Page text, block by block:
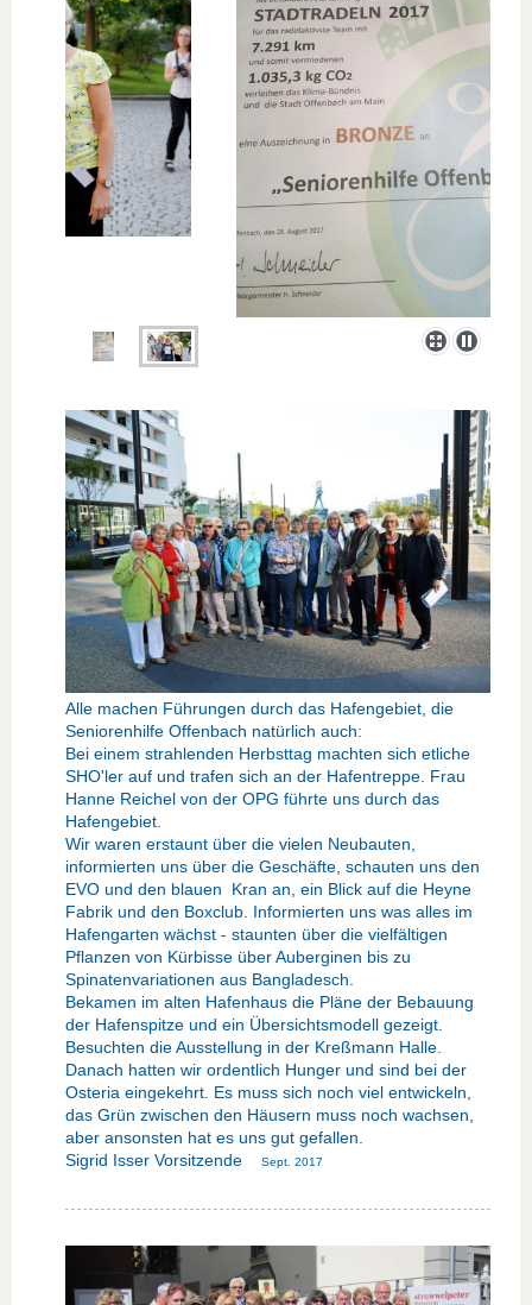
Alle machen Führungen durch das Hafengebiet, die
Seniorenhilfe Offenbach natürlich auch:
Bei einem strahlenden Herbsttag machten sich etliche
SHO'ler auf und trafen sich an der Hafentreppe. Frau
Hanne Reichel von der OPG führte uns durch das
Hafengebiet.
Wir waren erstaunt über die vielen Neubauten,
informierten uns über die Geschäfte, schauten uns den
EVO und den blauen Kran an, ein Blick auf die Heyne
Fabrik und den Boxclub. Informierten uns was alles im
Hafengarten wächst - staunten über die vielfältigen
Pflanzen von Kürbisse über Auberginen bis zu
Spinatenvariationen aus Bangladesch.
Bekamen im alten Hafenhaus die Pläne der Bebauung
der Hafenspitze und ein Übersichtsmodell gezeigt.
Besuchten die Ausstellung in der Kreßmann Halle.
Danach hatten wir ordentlich Hunger und sind bei der
Osteria eingekehrt. Es muss sich noch viel entwickeln,
das Grün zwischen den Häusern muss noch wachsen,
aber ansonsten hat es uns gut gefallen.
Sigrid Isser Vorsitzende
Sept. 2017